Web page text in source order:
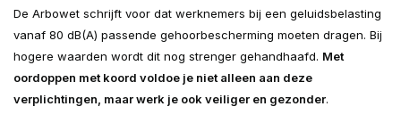
De Arbowet schrijft voor dat werknemers bij een geluidsbelasting
vanaf 80 dB(A) passende gehoorbescherming moeten dragen. Bij
hogere waarden wordt dit nog strenger gehandhaafd. Met
oordoppen met koord voldoe je niet alleen aan deze
verplichtingen, maar werk je ook veiliger en gezonder.